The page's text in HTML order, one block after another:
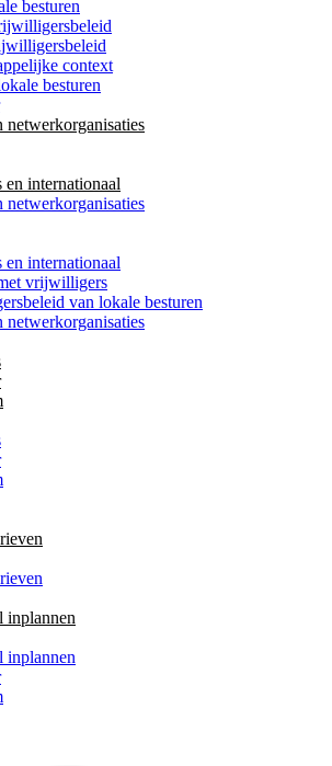
besturen
context
besturen
netwerkorganisaties
en internationaal
netwerkorganisaties
en internationaal
vrijwilligers
van lokale besturen
netwerkorganisaties
inplannen
inplannen